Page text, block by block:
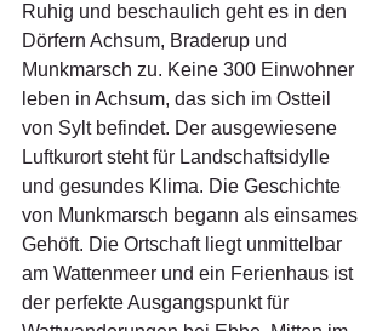
Ruhig und beschaulich geht es in den
Dörfern Achsum, Braderup und
Munkmarsch zu. Keine 300 Einwohner
leben in Achsum, das sich im Ostteil
von Sylt befindet. Der ausgewiesene
Luftkurort steht für Landschaftsidylle
und gesundes Klima. Die Geschichte
von Munkmarsch begann als einsames
Gehöft. Die Ortschaft liegt unmittelbar
am Wattenmeer und ein Ferienhaus ist
der perfekte Ausgangspunkt für